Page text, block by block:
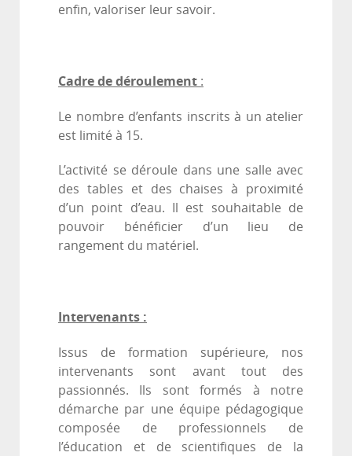
enfin, valoriser leur savoir.
Cadre de déroulement :
Le nombre d’enfants inscrits à un atelier
est limité à 15.
L’activité se déroule dans une salle avec
des tables et des chaises à proximité
d’un point d’eau. Il est souhaitable de
pouvoir bénéficier d’un lieu de
rangement du matériel.
Intervenants :
Issus de formation supérieure, nos
intervenants sont avant tout des
passionnés. Ils sont formés à notre
démarche par une équipe pédagogique
composée de professionnels de
l’éducation et de scientifiques de la